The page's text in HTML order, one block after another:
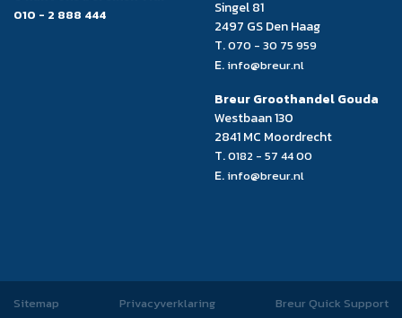
010 - 2 888 444
Singel 81
2497 GS Den Haag
T.070 - 30 75 959
E. info@breur.nl
Breur Groothandel Gouda
Westbaan 130
2841 MC Moordrecht
T.0182 - 57 44 00
E. info@breur.nl
Sitemap Privacyverklaring Breur Quick Support